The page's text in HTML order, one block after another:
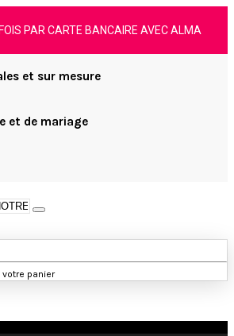
PAR CARTE BANCAIRE AVEC ALMA
et sur mesure
et de mariage
votre panier